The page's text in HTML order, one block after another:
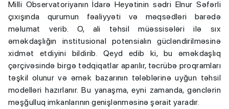
Milli Observatoriyanın İdarə Heyətinin sədri Elnur Səfərli
çıxışında qurumun fəaliyyəti və məqsədləri barədə
məlumat verib. O, ali təhsil müəssisələri ilə sıx
əməkdaşlığın institusional potensialın gücləndirilməsinə
xidmət etdiyini bildirib. Qeyd edib ki, bu əməkdaşlıq
çərçivəsində birgə tədqiqatlar aparılır, təcrübə proqramları
təşkil olunur və əmək bazarının tələblərinə uyğun təhsil
modelləri hazırlanır. Bu yanaşma, eyni zamanda, gənclərin
məşğulluq imkanlarının genişlənməsinə şərait yaradır.